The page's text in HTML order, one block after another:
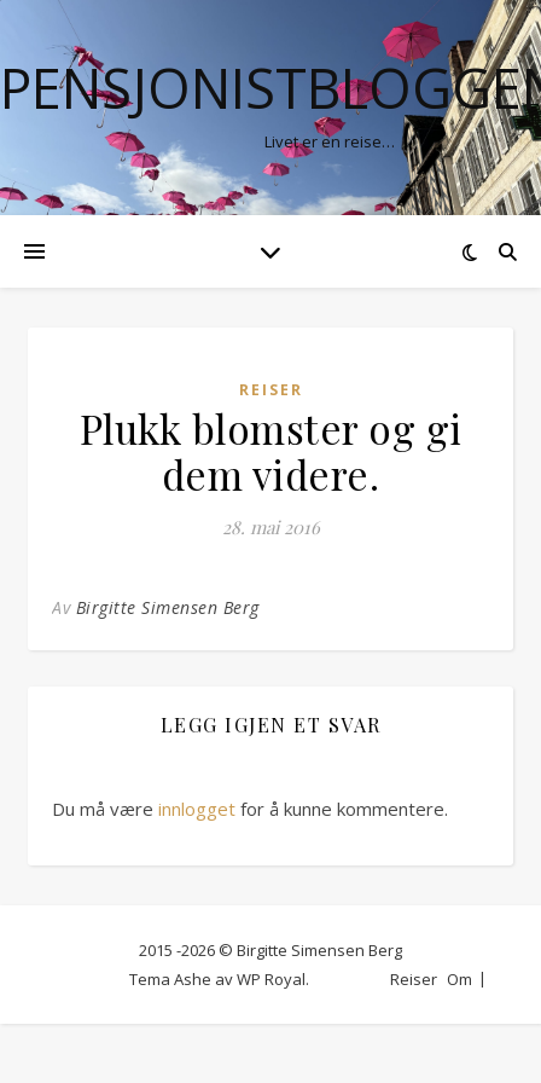
Livet er en reise…
REISER
Plukk blomster og gi
dem videre.
28. mai 2016
Av Birgitte Simensen Berg
LEGG IGJEN ET SVAR
Du må være innlogget for å kunne kommentere.
2015 -2026 © Birgitte Simensen Berg
Reiser Om
Tema Ashe avWP Royal.